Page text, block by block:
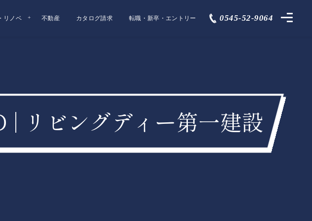
リノベ 不動産 カタログ請求 転職・新卒・エントリー 0545-52-9064
リビングディー第一建設